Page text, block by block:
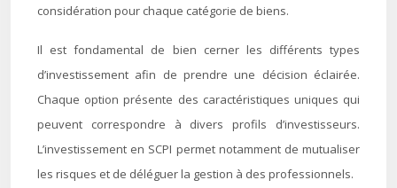
considération pour chaque catégorie de biens.
Il est fondamental de bien cerner les différents types
d’investissement afin de prendre une décision éclairée.
Chaque option présente des caractéristiques uniques qui
peuvent correspondre à divers profils d’investisseurs.
L’investissement en SCPI permet notamment de mutualiser
les risques et de déléguer la gestion à des professionnels.